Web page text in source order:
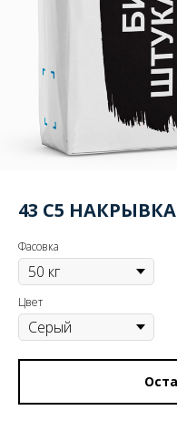
43 С5
Фасовка
Цвет